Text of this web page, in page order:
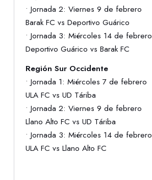
• Jornada 2: Viernes 9 de febrero
Barak FC vs Deportivo Guárico
• Jornada 3: Miércoles 14 de febrero
Deportivo Guárico vs Barak FC
Región Sur Occidente
• Jornada 1: Miércoles 7 de febrero
ULA FC vs UD Táriba
• Jornada 2: Viernes 9 de febrero
Llano Alto FC vs UD Táriba
• Jornada 3: Miércoles 14 de febrero
ULA FC vs Llano Alto FC